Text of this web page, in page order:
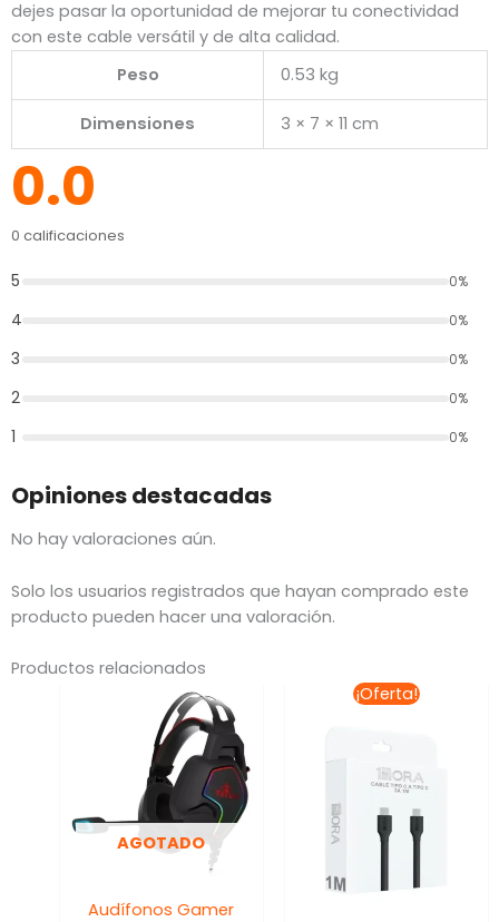
dejes pasar la oportunidad de mejorar tu conectividad
con este cable versátil y de alta calidad.
Peso
0.53 kg
Dimensiones 3 × 7 × 11 cm
0.0
0 calificaciones
5 0%
4 0%
3 0%
2 0%
1 0%
Opiniones destacadas
No hay valoraciones aún.
Solo los usuarios registrados que hayan comprado este
producto pueden hacer una valoración.
Productos relacionados
AGOTADO
Audífonos Gamer
¡Oferta!
El
precio
era:
$64.44.